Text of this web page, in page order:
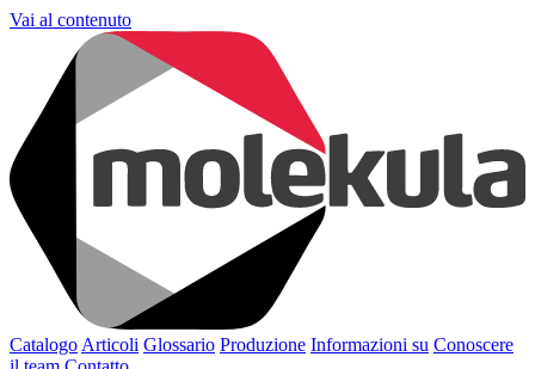
Vai al contenuto
Catalogo Articoli Glossario Produzione Informazioni su Conoscere